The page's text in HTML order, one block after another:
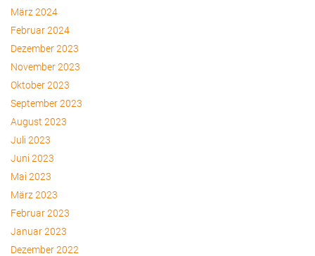
März 2024
Februar 2024
Dezember 2023
November 2023
Oktober 2023
September 2023
August 2023
Juli 2023
Juni 2023
Mai 2023
März 2023
Februar 2023
Januar 2023
Dezember 2022